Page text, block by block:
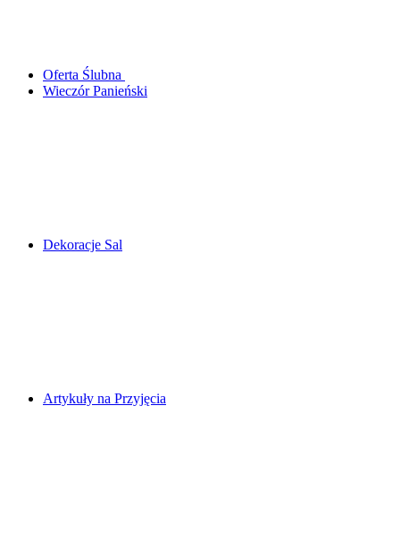
Oferta Ślubna
Wieczór Panieński
Dekoracje Sal
Artykuły na Przyjęcia